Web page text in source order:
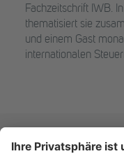
Fachzeitschrift IWB.
thematisiert sie
und einem Gast
internationalen